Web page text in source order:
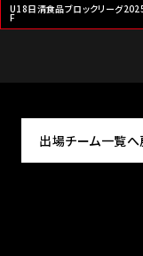
U18日清食品ブロックリーグ
F
出場チーム一覧へ